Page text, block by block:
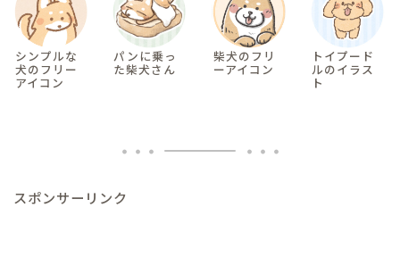
シンプルな
犬のフリー
アイコン
パンに乗っ
た柴犬さん
柴犬のフリ
ーアイコン
トイプード
ルのイラス
ト
スポンサーリンク